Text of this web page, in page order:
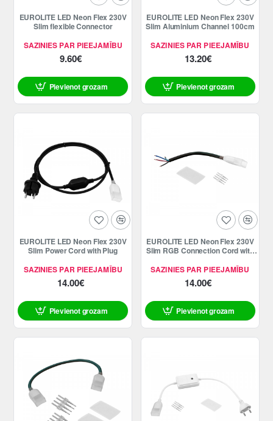
SAZINIES PAR PIEEJAMĪBU
EUROLITE LED Neon Flex 230V
Slim flexible Connector
9.60€
Pievienot grozam
SAZINIES PAR PIEEJAMĪBU
EUROLITE LED Neon Flex 230V
Slim Aluminium Channel 100cm
13.20€
Pievienot grozam
SAZINIES PAR PIEEJAMĪBU
EUROLITE LED Neon Flex 230V
Slim Power Cord with Plug
14.00€
Pievienot grozam
SAZINIES PAR PIEEJAMĪBU
EUROLITE LED Neon Flex 230V
Slim RGB Connection Cord with
14.00€
Pievienot grozam